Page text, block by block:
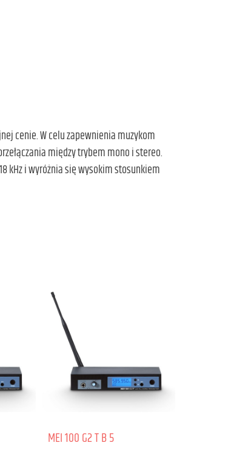
cenie. W celu zapewnienia muzykom
między trybem mono i stereo.
kHz i wyróżnia się wysokim stosunkiem
MEI 100 G2 T B 5